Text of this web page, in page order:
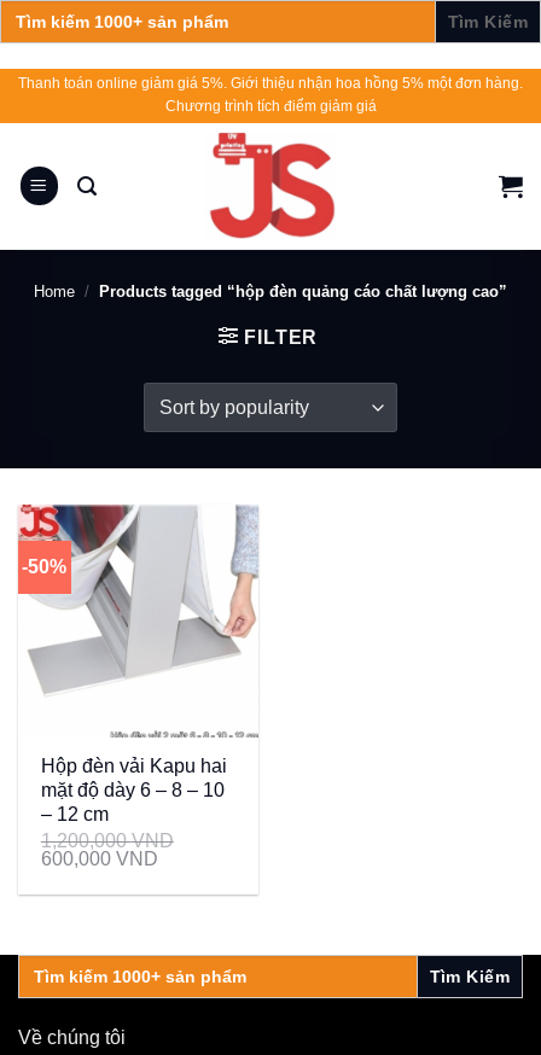
Search
for:
Skip
Thanh toán online giảm giá 5%. Giới thiệu nhận hoa hồng 5% một đơn hàng.
Chương trình tích điểm giảm giá
Home / Products tagged “hộp đèn quảng cáo chất lượng cao”
FILTER
-50%
Hộp đèn vải Kapu hai
mặt độ dày 6 – 8 – 10
– 12 cm
1,200,000VND
600,000 VND
Search
for:
Về chúng tôi